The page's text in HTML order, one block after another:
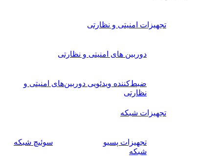
تجهیزات امنیتی و نظارتی
دوربین های امنیتی و نظارتی
ضبط‌کننده ویدئویی دوربین‌های امنیتی و
نظارتی
تجهیزات شبکه
تجهیزات پسیو
شبکه
سوئیچ‌ شبکه